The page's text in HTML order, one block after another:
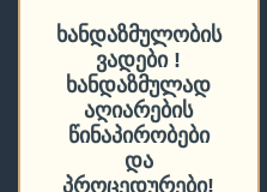
ხანდაზმულობის
ვადები !
ხანდაზმულად
აღიარების
წინაპირობები
და
პროცედურები!